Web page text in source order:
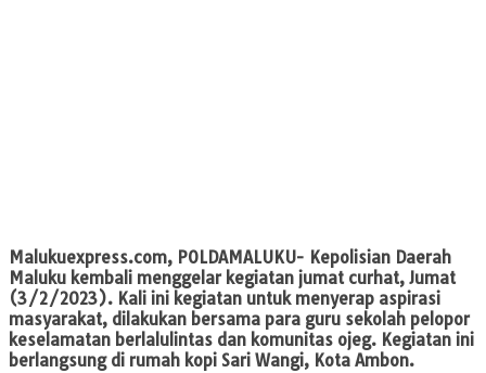
Malukuexpress.com, POLDAMALUKU- Kepolisian Daerah
Maluku kembali menggelar kegiatan jumat curhat, Jumat
(3/2/2023). Kali ini kegiatan untuk menyerap aspirasi
masyarakat, dilakukan bersama para guru sekolah pelopor
keselamatan berlalulintas dan komunitas ojeg. Kegiatan ini
berlangsung di rumah kopi Sari Wangi, Kota Ambon.